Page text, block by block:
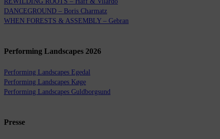
DANCEGROUND – Boris Charmatz
WHEN FORESTS & ASSEMBLY – Gebran
Performing Landscapes 2026
Performing Landscapes Egedal
Performing Landscapes Køge
Performing Landscapes Guldborgsund
Presse